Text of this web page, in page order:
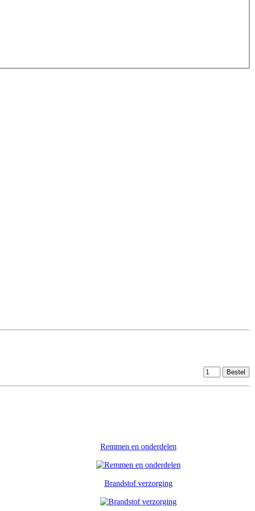
Remmen en onderdelen
Brandstof verzorging